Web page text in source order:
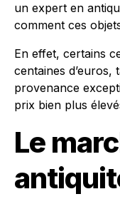
un expert en
comment ces
En effet, certains
centaines d’euros,
provenance
prix bien plus
Le